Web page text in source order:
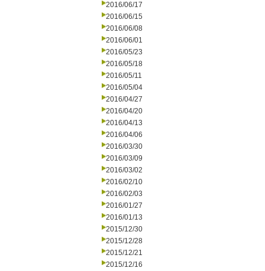
2016/06/17
2016/06/15
2016/06/08
2016/06/01
2016/05/23
2016/05/18
2016/05/11
2016/05/04
2016/04/27
2016/04/20
2016/04/13
2016/04/06
2016/03/30
2016/03/09
2016/03/02
2016/02/10
2016/02/03
2016/01/27
2016/01/13
2015/12/30
2015/12/28
2015/12/21
2015/12/16